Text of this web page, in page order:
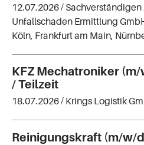
12.07.2026 / Sachverständigen
Unfallschaden Ermittlung
Köln, Frankfurt am Main,
KFZ Mechatroniker
/ Teilzeit
18.07.2026 / Krings Logistik
Reinigungskraft (m/w/